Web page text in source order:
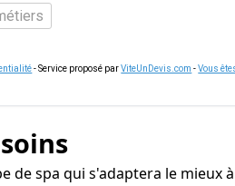
- Service proposé parViteUnDevis.com -Vous
de spa qui s'adaptera le mieux